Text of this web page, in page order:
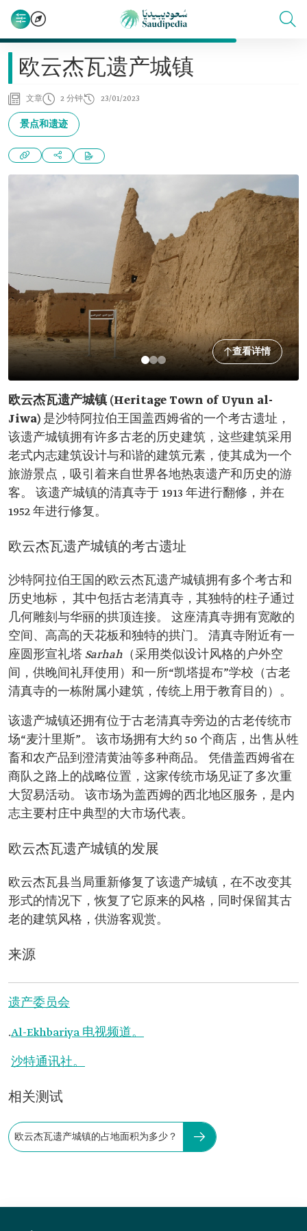
欧云杰瓦遗产城镇
文章 2 分钟 23/01/2023
景点和遗迹
查看详情
欧云杰瓦遗产城镇 (Heritage Town of Uyun al-
Jiwa) 是沙特阿拉伯王国盖西姆省的一个考古遗址，
该遗产城镇拥有许多古老的历史建筑，这些建筑采用
老式内志建筑设计与和谐的建筑元素，使其成为一个
旅游景点，吸引着来自世界各地热衷遗产和历史的游
客。 该遗产城镇的清真寺于 1913 年进行翻修，并在
1952 年进行修复。
欧云杰瓦遗产城镇的考古遗址
沙特阿拉伯王国的欧云杰瓦遗产城镇拥有多个考古和
历史地标， 其中包括古老清真寺，其独特的柱子通过
几何雕刻与华丽的拱顶连接。 这座清真寺拥有宽敞的
空间、高高的天花板和独特的拱门。 清真寺附近有一
座圆形宣礼塔 Sarhah （采用类似设计风格的户外空
间，供晚间礼拜使用）和一所“凯塔提布”学校（古老
清真寺的一栋附属小建筑，传统上用于教育目的）。
该遗产城镇还拥有位于古老清真寺旁边的古老传统市
场“麦汁里斯”。 该市场拥有大约 50 个商店，出售从牲
畜和农产品到澄清黄油等多种商品。 凭借盖西姆省在
商队之路上的战略位置，这家传统市场见证了多次重
大贸易活动。 该市场为盖西姆的西北地区服务，是内
志主要村庄中典型的大市场代表。
欧云杰瓦遗产城镇的发展
欧云杰瓦县当局重新修复了该遗产城镇，在不改变其
形式的情况下，恢复了它原来的风格，同时保留其古
老的建筑风格，供游客观赏。
来源
遗产委员会
.Al-Ekhbariya 电视频道。
沙特通讯社。
相关测试
欧云杰瓦遗产城镇的占地面积为多少？